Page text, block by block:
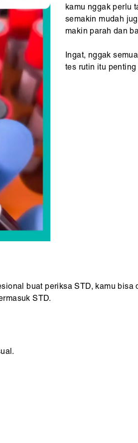
kamu nggak perlu
semakin mudah
makin parah dan
Ingat, nggak
tes rutin itu
buat periksa STD, kamu
STD.